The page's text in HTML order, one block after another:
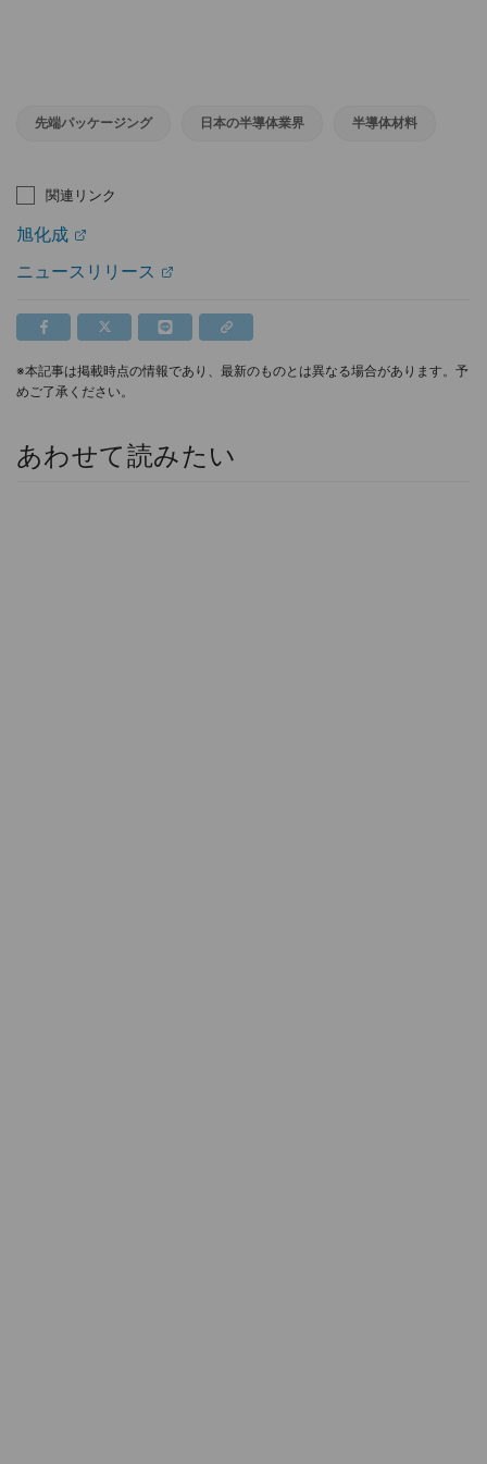
先端パッケージング 日本の半導体業界 半導体材料
関連リンク
旭化成
ニュースリリース
※本記事は掲載時点の情報であり、最新のものとは異なる場合があります。予
めご了承ください。
あわせて読みたい